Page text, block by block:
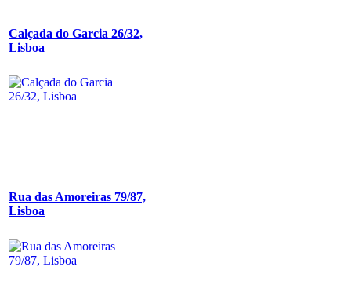
Calçada do Garcia 26/32,
Lisboa
Rua das Amoreiras 79/87,
Lisboa